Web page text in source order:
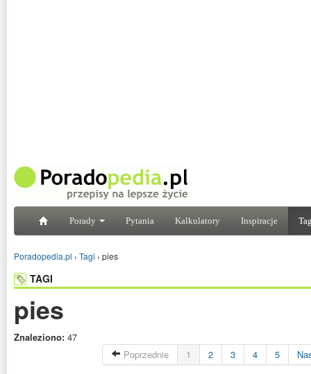
Porady Pytania Kalkulatory Inspiracje
Poradopedia.pl › Tagi › pies
TAGI
pies
Znaleziono: 47
Poprzednie
1 2 3 4 5